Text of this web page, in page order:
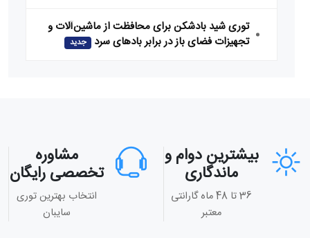
توری شید بادشکن برای محافظت از ماشین‌آلات و
تجهیزات فضای باز در برابر بادهای سرد
جدید
بیشترین دوام و
ماندگاری
36 تا 48 ماه گارانتی
معتبر
مشاوره
تخصصی رایگان
انتخاب بهترین توری
سایبان